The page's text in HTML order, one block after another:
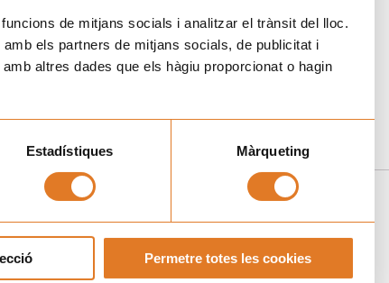
de mitjans socials i analitzar el trànsit del lloc.
els partners de mitjans socials, de publicitat i
altres dades que els hàgiu proporcionat o hagin
Estadístiques Màrqueting
Permetre totes les cookies